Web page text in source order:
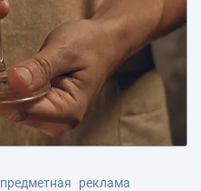
предметная
реклама